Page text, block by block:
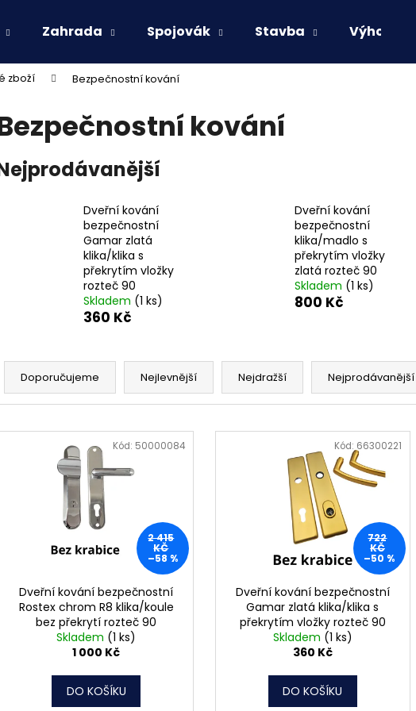
Zahrada Spojovák Stavba Výhodné
zboží Bezpečnostní kování
kování
Dveřní kování
bezpečnostní
Gamar zlatá
klika/klika s
překrytím vložky
rozteč 90
Skladem (1 ks)
360 Kč
Dveřní kování
bezpečnostní
klika/madlo s
překrytím vložky
zlatá rozteč 90
Skladem (1 ks)
800 Kč
Ř
Doporučujeme Nejlevnější Nejdražší Nejprodávanější
2 415
KČ
–58 %
Dveřní kování bezpečnostní
Rostex chrom R8 klika/koule
bez překrytí rozteč 90
Skladem (1 ks)
1 000 Kč
DO KOŠÍKU
Kód: 50000084
722
KČ
–50 %
Dveřní kování bezpečnostní
Gamar zlatá klika/klika s
překrytím vložky rozteč 90
Skladem (1 ks)
360 Kč
DO KOŠÍKU
Kód: 66300221
Co potřebujete najít?
Doporučujeme
MATICE ŠESTIHRANNÁ PRODLOUŽENÁ
POZINK
1,50 Kč
PODLOŽKA PÉROVÁ
0,10 Kč